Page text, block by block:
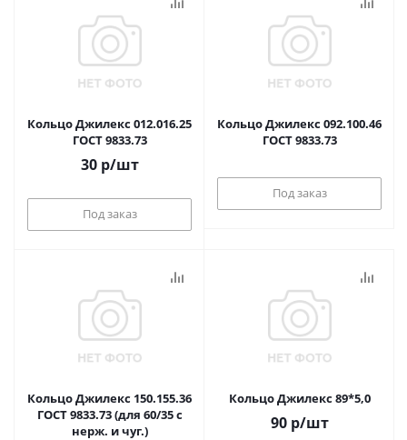
Кольцо Джилекс 012.016.25
ГОСТ 9833.73
30р/шт
Под заказ
Кольцо Джилекс 092.100.46
ГОСТ 9833.73
Под заказ
Кольцо Джилекс 150.155.36
ГОСТ 9833.73 (для 60/35 с
нерж. и чуг.)
Кольцо Джилекс 89*5,0
90р/шт